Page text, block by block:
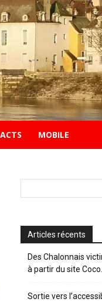
MOBILE
Articles récents
Des Chalonnais
à partir du site Coco.
Sortie vers